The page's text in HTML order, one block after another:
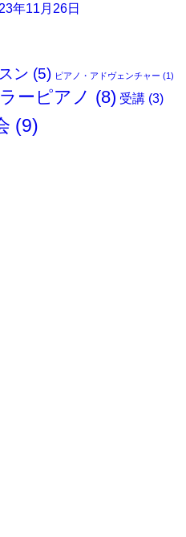
年11月26日
ン (5) ピアノ・アドヴェンチャー (1)
ーピアノ (8) 受講 (3)
(9)